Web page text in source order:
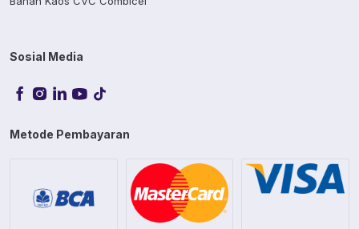
Sosial Media
Metode Pembayaran